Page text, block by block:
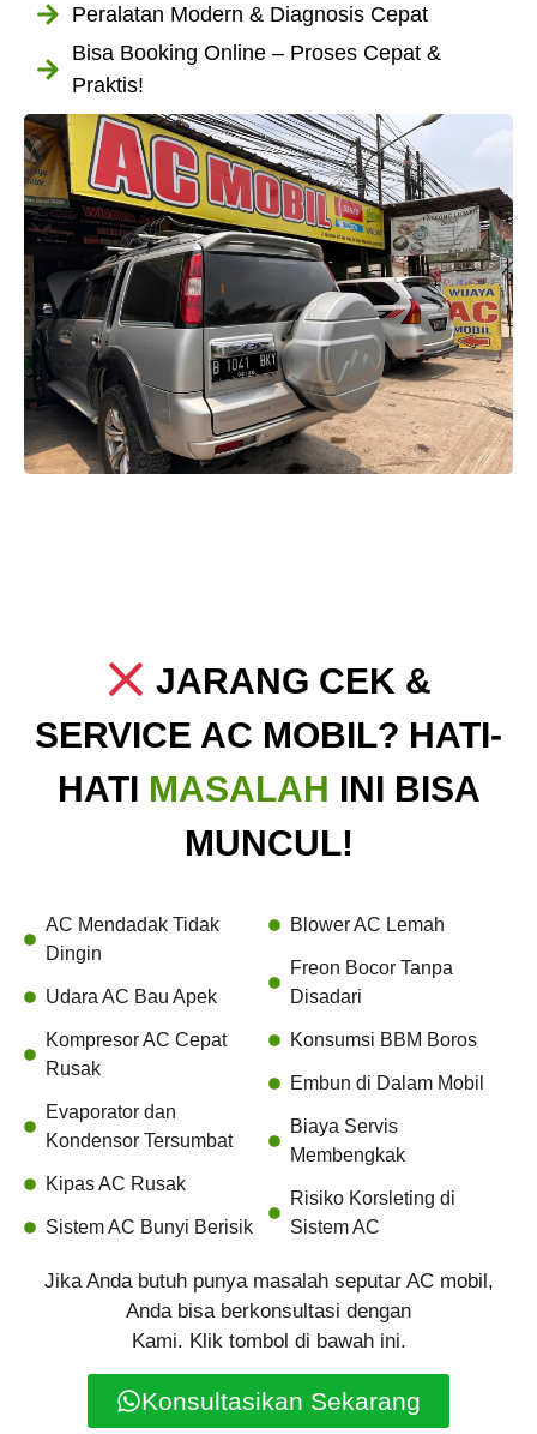
Peralatan Modern & Diagnosis Cepat
Bisa Booking Online – Proses Cepat &
Praktis!
JARANG CEK &
SERVICE AC MOBIL? HATI-
HATI MASALAH INI BISA
MUNCUL!
AC Mendadak Tidak
Dingin
Udara AC Bau Apek
Kompresor AC Cepat
Rusak
Evaporator dan
Kondensor Tersumbat
Kipas AC Rusak
Sistem AC Bunyi Berisik
Blower AC Lemah
Freon Bocor Tanpa
Disadari
Konsumsi BBM Boros
Embun di Dalam Mobil
Biaya Servis
Membengkak
Risiko Korsleting di
Sistem AC
Jika Anda butuh punya masalah seputar AC mobil,
Anda bisa berkonsultasi dengan
Kami. Klik tombol di bawah ini.
Konsultasikan Sekarang